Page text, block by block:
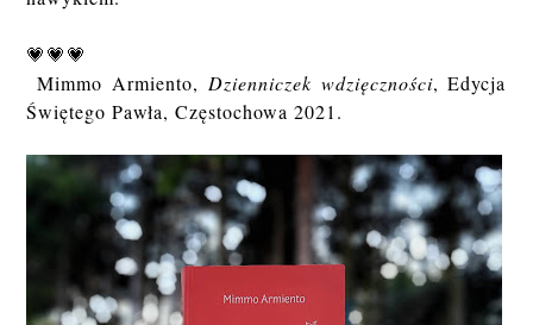
💗💗💗
Mimmo Armiento, Dzienniczek wdzięczności, Edycja
Świętego Pawła, Częstochowa 2021.